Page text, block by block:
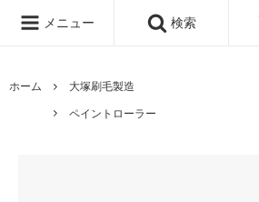
メニュー 検索
ホーム
大塚刷毛製造
ペイントローラー